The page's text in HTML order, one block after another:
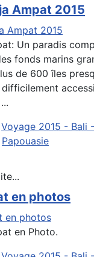
Ampat 2015
Un paradis
fonds marins
de 600 îles
Voyage 2015 - Bali
Papouasie
en photos
en Photo.